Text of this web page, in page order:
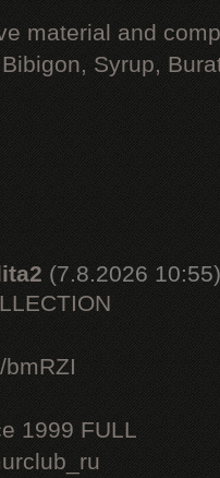
material and
Syrup,
(7.8.2026 10:55)
1999 FULL